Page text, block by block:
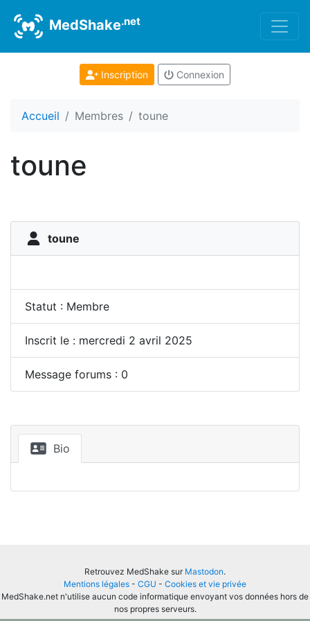
MedShake.net
Inscription Connexion
Accueil Membres toune
toune
toune
Statut : Membre
Inscrit le : mercredi 2 avril 2025
Message forums : 0
Bio
Retrouvez MedShake sur Mastodon.
Mentions légales - CGU - Cookies et vie privée
MedShake.net n'utilise aucun code informatique envoyant vos données hors de
nos propres serveurs.